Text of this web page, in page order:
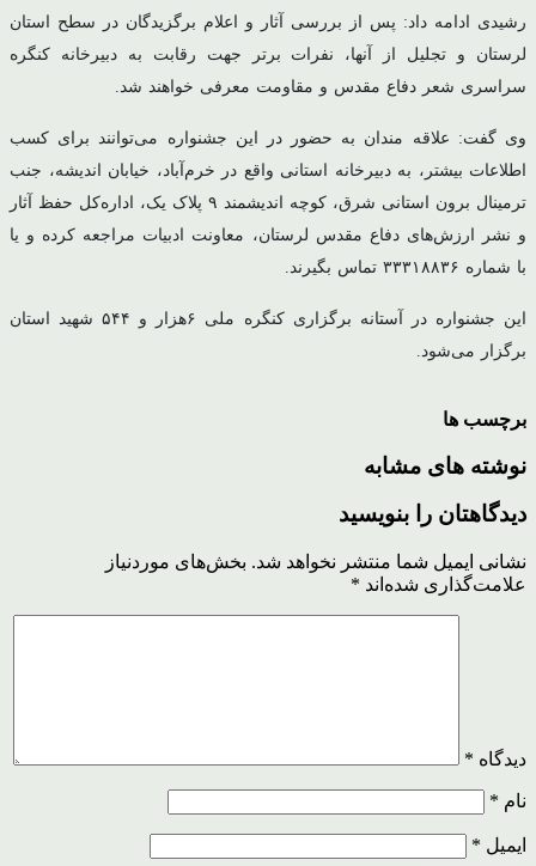
رشیدی ادامه داد: پس از بررسی آثار و اعلام برگزیدگان در سطح استان
لرستان و تجلیل از آنها، نفرات برتر جهت رقابت به دبیرخانه کنگره
سراسری شعر دفاع مقدس و مقاومت معرفی خواهند شد.
وی گفت: علاقه مندان به حضور در این جشنواره می‌توانند برای کسب
اطلاعات بیشتر، به دبیرخانه استانی واقع در خرم‌آباد، خیابان اندیشه، جنب
ترمینال برون استانی شرق، کوچه اندیشمند ۹ پلاک یک، اداره‌کل حفظ آثار
و نشر ارزش‌های دفاع مقدس لرستان، معاونت ادبیات مراجعه کرده و یا
با شماره ۳۳۳۱۸۸۳۶ تماس بگیرند.
این جشنواره در آستانه برگزاری کنگره ملی ۶هزار و ۵۴۴ شهید استان
برگزار می‌شود.
برچسب ها
نوشته های مشابه
دیدگاهتان را بنویسید
نشانی ایمیل شما منتشر نخواهد شد. بخش‌های موردنیاز
علامت‌گذاری شده‌اند *
دیدگاه *
نام *
ایمیل *